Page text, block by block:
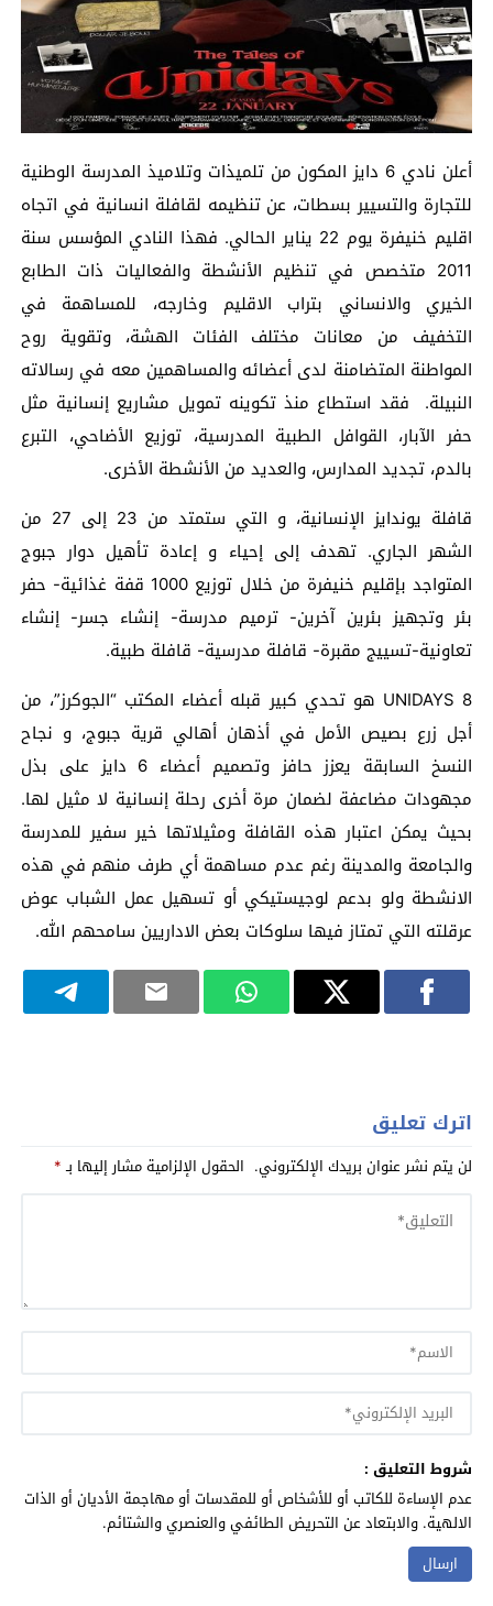
أعلن نادي 6 دايز المكون من تلميذات وتلاميذ المدرسة الوطنية
للتجارة والتسيير بسطات، عن تنظيمه لقافلة انسانية في اتجاه
اقليم خنيفرة يوم 22 يناير الحالي. فهذا النادي المؤسس سنة
2011 متخصص في تنظيم الأنشطة والفعاليات ذات الطابع
الخيري والانساني بتراب الاقليم وخارجه، للمساهمة في
التخفيف من معانات مختلف الفئات الهشة، وتقوية روح
المواطنة المتضامنة لدى أعضائه والمساهمين معه في رسالاته
النبيلة. فقد استطاع منذ تكوينه تمويل مشاريع إنسانية مثل
حفر الآبار، القوافل الطبية المدرسية، توزيع الأضاحي، التبرع
بالدم، تجديد المدارس، والعديد من الأنشطة الأخرى.
قافلة يوندايز الإنسانية، و التي ستمتد من 23 إلى 27 من
الشهر الجاري. تهدف إلى إحياء و إعادة تأهيل دوار جبوج
المتواجد بإقليم خنيفرة من خلال توزيع 1000 قفة غذائية- حفر
بئر وتجهيز بئرين آخرين- ترميم مدرسة- إنشاء جسر- إنشاء
تعاونية-تسييج مقبرة- قافلة مدرسية- قافلة طبية.
‏UNIDAYS 8 هو تحدي كبير قبله أعضاء المكتب “الجوكرز”، من
أجل زرع بصيص الأمل في أذهان أهالي قرية جبوج، و نجاح
النسخ السابقة يعزز حافز وتصميم أعضاء 6 دايز على بذل
مجهودات مضاعفة لضمان مرة أخرى رحلة إنسانية لا مثيل لها.
بحيث يمكن اعتبار هذه القافلة ومثيلاتها خير سفير للمدرسة
والجامعة والمدينة رغم عدم مساهمة أي طرف منهم في هذه
الانشطة ولو بدعم لوجيستيكي أو تسهيل عمل الشباب عوض
عرقلته التي تمتاز فيها سلوكات بعض الاداريين سامحهم الله.
اترك تعليق
لن يتم نشر عنوان بريدك الإلكتروني. الحقول الإلزامية مشار إليها بـ*
شروط التعليق :
عدم الإساءة للكاتب أو للأشخاص أو للمقدسات أو مهاجمة الأديان أو الذات
الالهية. والابتعاد عن التحريض الطائفي والعنصري والشتائم.